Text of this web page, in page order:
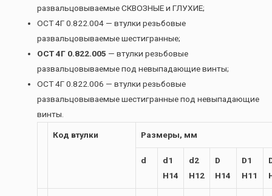
развальцовываемые СКВОЗНЫЕ и ГЛУХИЕ;
ОСТ 4Г 0.822.004 — втулки резьбовые
развальцовываемые шестигранные;
ОСТ 4Г 0.822.005 — втулки резьбовые
развальцовываемые под невыпадающие винты;
ОСТ 4Г 0.822.006 — втулки резьбовые
развальцовываемые шестигранные под невыпадающие
винты.
Код втулки Размеры, мм
d
d1
H14
d2
H12
D
H14
D1
H11